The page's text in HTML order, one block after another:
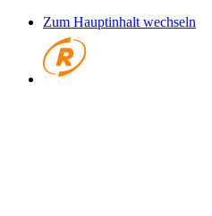
Zum Hauptinhalt wechseln